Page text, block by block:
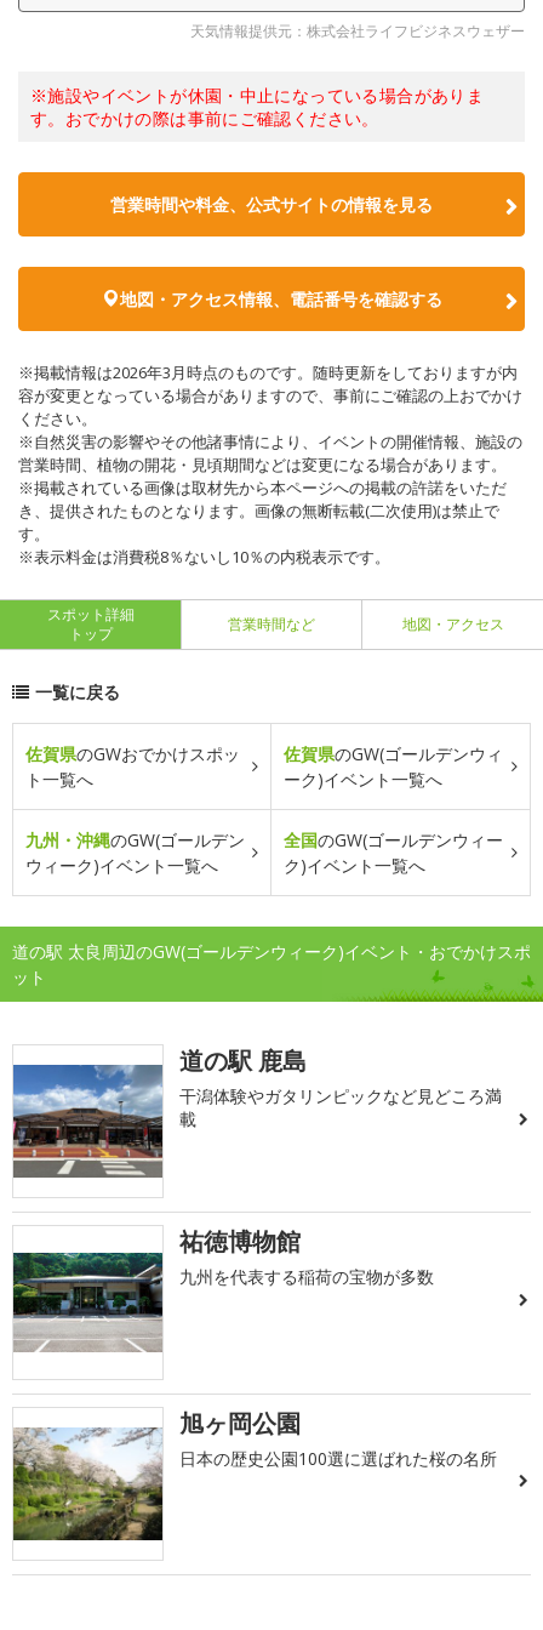
天気情報提供元：株式会社ライフビジネスウェザー
※施設やイベントが休園・中止になっている場合がありま
す。おでかけの際は事前にご確認ください。
営業時間や料金、公式サイトの情報を見る
地図・アクセス情報、電話番号を確認する
※掲載情報は2026年3月時点のものです。随時更新をしておりますが内
容が変更となっている場合がありますので、事前にご確認の上おでかけ
ください。
※自然災害の影響やその他諸事情により、イベントの開催情報、施設の
営業時間、植物の開花・見頃期間などは変更になる場合があります。
※掲載されている画像は取材先から本ページへの掲載の許諾をいただ
き、提供されたものとなります。画像の無断転載(二次使用)は禁止で
す。
※表示料金は消費税8％ないし10％の内税表示です。
スポット詳細
トップ
営業時間など 地図・アクセス
一覧に戻る
佐賀県のGWおでかけスポッ
ト一覧へ
佐賀県のGW(ゴールデンウィ
ーク)イベント一覧へ
九州・沖縄のGW(ゴールデン
ウィーク)イベント一覧へ
全国のGW(ゴールデンウィー
ク)イベント一覧へ
道の駅 太良周辺のGW(ゴールデンウィーク)イベント・おでかけスポ
ット
道の駅 鹿島
干潟体験やガタリンピックなど見どころ満
載
祐徳博物館
九州を代表する稲荷の宝物が多数
旭ヶ岡公園
日本の歴史公園100選に選ばれた桜の名所